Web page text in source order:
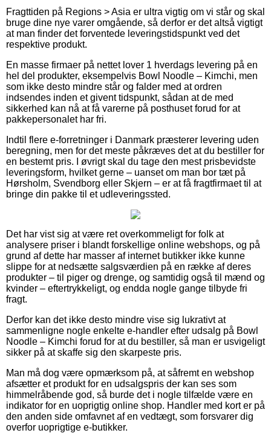
Fragttiden på Regions > Asia er ultra vigtig om vi står og skal
bruge dine nye varer omgående, så derfor er det altså vigtigt
at man finder det forventede leveringstidspunkt ved det
respektive produkt.
En masse firmaer på nettet lover 1 hverdags levering på en
hel del produkter, eksempelvis Bowl Noodle – Kimchi, men
som ikke desto mindre står og falder med at ordren
indsendes inden et givent tidspunkt, sådan at de med
sikkerhed kan nå at få varerne på posthuset forud for at
pakkepersonalet har fri.
Indtil flere e-forretninger i Danmark præsterer levering uden
beregning, men for det meste påkræves det at du bestiller for
en bestemt pris. I øvrigt skal du tage den mest prisbevidste
leveringsform, hvilket gerne – uanset om man bor tæt på
Hørsholm, Svendborg eller Skjern – er at få fragtfirmaet til at
bringe din pakke til et udleveringssted.
Det har vist sig at være ret overkommeligt for folk at
analysere priser i blandt forskellige online webshops, og på
grund af dette har masser af internet butikker ikke kunne
slippe for at nedsætte salgsværdien på en række af deres
produkter – til piger og drenge, og samtidig også til mænd og
kvinder – eftertrykkeligt, og endda nogle gange tilbyde fri
fragt.
Derfor kan det ikke desto mindre vise sig lukrativt at
sammenligne nogle enkelte e-handler efter udsalg på Bowl
Noodle – Kimchi forud for at du bestiller, så man er usvigeligt
sikker på at skaffe sig den skarpeste pris.
Man må dog være opmærksom på, at såfremt en webshop
afsætter et produkt for en udsalgspris der kan ses som
himmelråbende god, så burde det i nogle tilfælde være en
indikator for en uoprigtig online shop. Handler med kort er på
den anden side omfavnet af en vedtægt, som forsvarer dig
overfor uoprigtige e-butikker.